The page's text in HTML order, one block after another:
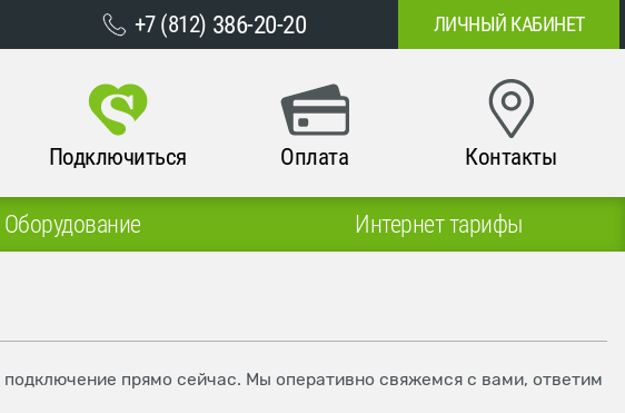
+7 (812) 386-20-20 ЛИЧНЫЙ КАБИНЕТ
Подключиться Оплата Контакты
Оборудование Интернет тарифы
прямо сейчас. Мы оперативно свяжемся с вами, ответим